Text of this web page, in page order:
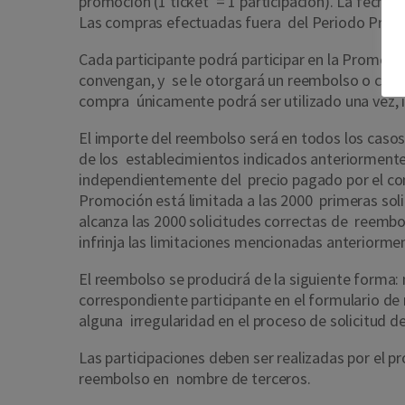
Las compras efectuadas fuera del Periodo
Cada participante podrá participar en la
convengan, y se le otorgará un reembolso o
compra únicamente podrá ser utilizado una
El importe del reembolso será en todos los
de los establecimientos indicados
independientemente del precio pagado por el
Promoción está limitada a las 2000 primeras
alcanza las 2000 solicitudes correctas de
infrinja las limitaciones mencionadas
El reembolso se producirá de la siguiente
correspondiente participante en el formulario
alguna irregularidad en el proceso de solicitud
Las participaciones deben ser realizadas por el
reembolso en nombre de terceros.